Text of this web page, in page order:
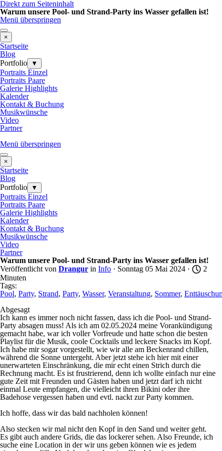
Direkt zum Seiteninhalt
Warum unsere Pool- und Strand-Party ins Wasser gefallen ist!
Menü überspringen
×
Startseite
Blog
Portfolio
▼
Portraits Einzel
Portraits Paare
Galerie Highlights
Kalender
Kontakt & Buchung
Musikwünsche
Video
Partner
Menü überspringen
×
Startseite
Blog
Portfolio
▼
Portraits Einzel
Portraits Paare
Galerie Highlights
Kalender
Kontakt & Buchung
Musikwünsche
Video
Partner
Warum unsere Pool- und Strand-Party ins Wasser gefallen ist!
Veröffentlicht von Drangur in Info · Sonntag 05 Mai 2024 ·
2
Minuten
Tags:
Pool, Party, Strand, Party, Wasser, Veranstaltung, Sommer,
Abgesagt
Ich kann es immer noch nicht fassen, dass ich die Pool- und Strand-
Party absagen muss! Als ich am 02.05.2024 meine Vorankündigung
gemacht habe, war ich voller Vorfreude und hatte schon die besten
Playlist für die Musik, coole Cocktails und leckere Snacks im Kopf.
Ich habe mir sogar vorgestellt, wie wir alle am Beckenrand chillen,
während die Sonne untergeht. Aber jetzt stehe ich hier mit einer
unerwarteten Einschränkung, die mir echt einen Strich durch die
Rechnung macht. Es ist frustrierend, denn ich wollte einfach nur eine
gute Zeit mit Freunden und Gästen haben und jetzt darf ich nicht
einmal Leute empfangen, die vielleicht ihren Bikini oder ihre
Badehose vergessen haben und evtl. nackt zur Party kommen.
Ich hoffe, dass wir das bald nachholen können!
Also stecken wir mal nicht den Kopf in den Sand und weiter geht.
Es gibt auch andere Grids, die das lockerer sehen. Also Freunde, ich
suche eine Location in der wir uns geben können wie es jedem